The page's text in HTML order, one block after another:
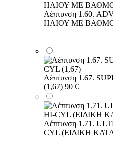
Λέπτυνση 1.60.
ΗΛΙΟΥ ΜΕ ΒΑΘΜΟ
Λέπτυνση 1.67.
(1,67) 90 €
Λέπτυνση 1.71.
CYL (ΕΙΔΙΚΗ